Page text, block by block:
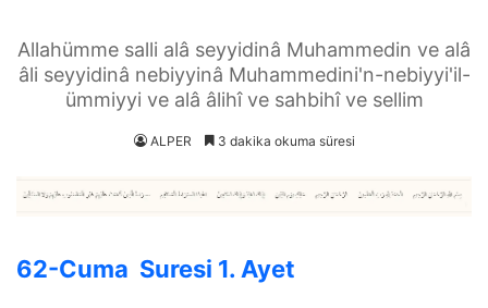
Allahümme salli alâ seyyidinâ Muhammedin ve alâ
âli seyyidinâ nebiyyinâ Muhammedini'n-nebiyyi'il-
ümmiyyi ve alâ âlihî ve sahbihî ve sellim
ALPER 3 dakika okuma süresi
62-Cuma Suresi 1. Ayet